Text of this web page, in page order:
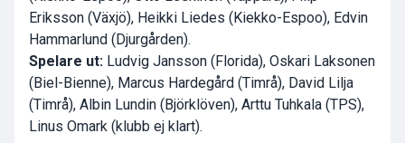
Eriksson (Växjö), Heikki Liedes (Kiekko-Espoo), Edvin
Hammarlund (Djurgården).
Spelare ut: Ludvig Jansson (Florida), Oskari Laksonen
(Biel-Bienne), Marcus Hardegård (Timrå), David Lilja
(Timrå), Albin Lundin (Björklöven), Arttu Tuhkala (TPS),
Linus Omark (klubb ej klart).